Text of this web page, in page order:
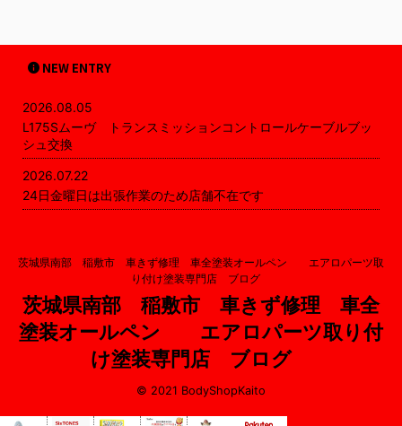
NEW ENTRY
2026.08.05
L175Sムーヴ トランスミッションコントロールケーブルブッ
シュ交換
2026.07.22
24日金曜日は出張作業のため店舗不在です
茨城県南部 稲敷市 車きず修理 車全塗装オールペン エアロパーツ取
り付け塗装専門店 ブログ
茨城県南部 稲敷市 車きず修理 車全
塗装オールペン エアロパーツ取り付
け塗装専門店 ブログ
© 2021 BodyShopKaito